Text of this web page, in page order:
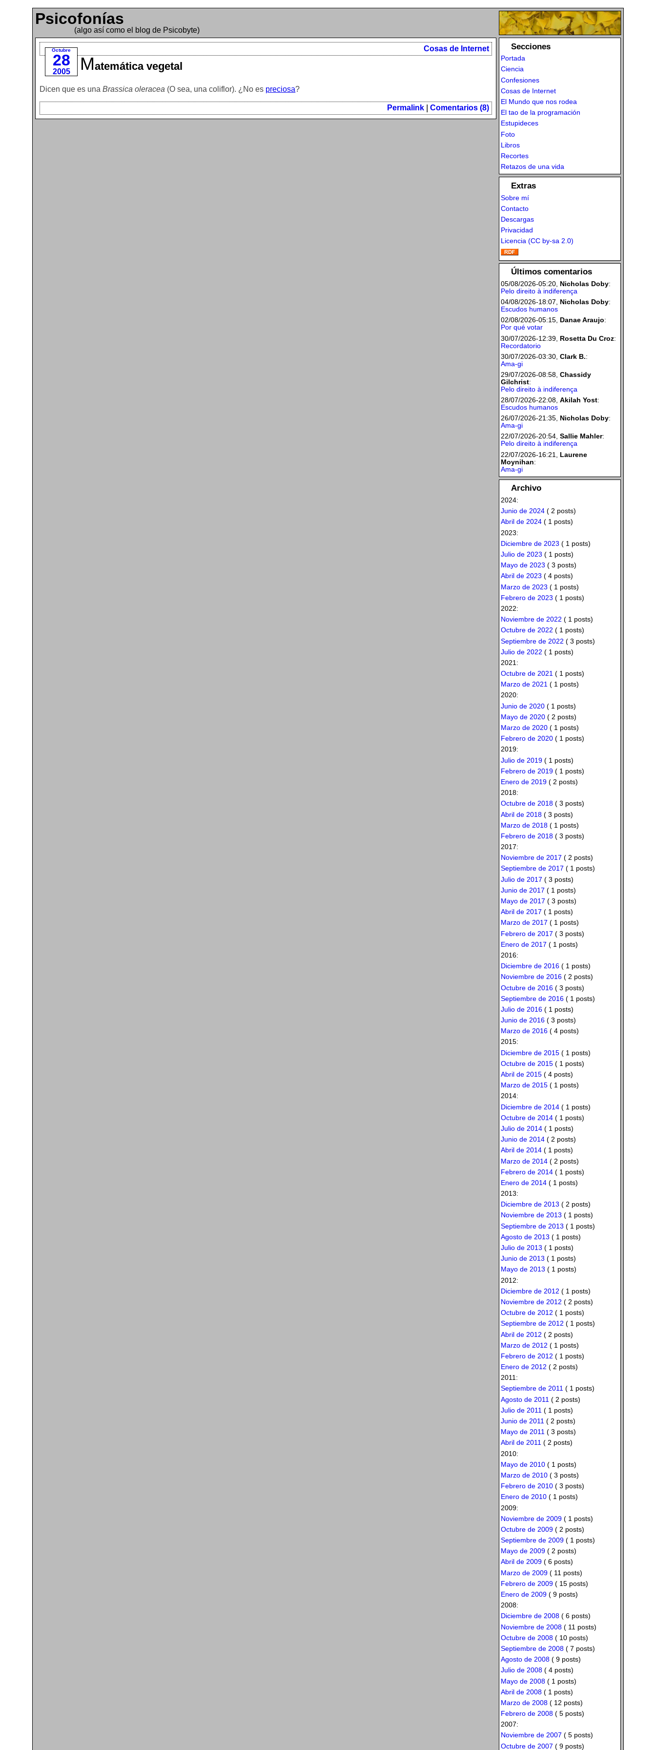
Psicofonías
(algo así como el blog de Psicobyte)
Octubre
28
2005
Cosas de Internet
Matemática vegetal
Dicen que es unaBrassica oleracea (O sea, una coliflor). ¿No es preciosa?
Permalink Comentarios (8)
Secciones
Portada
Ciencia
Confesiones
Cosas de Internet
El Mundo que nos rodea
El tao de la programación
Estupideces
Foto
Libros
Recortes
Retazos de una vida
Extras
Sobre mí
Contacto
Descargas
Privacidad
Licencia (CC by-sa 2.0)
Últimos comentarios
05/08/2026-05:20, Nicholas Doby:
Pelo direito à indiferença
04/08/2026-18:07, Nicholas Doby:
Escudos humanos
02/08/2026-05:15, Danae Araujo:
Por qué votar
30/07/2026-12:39, Rosetta Du Croz:
Recordatorio
30/07/2026-03:30, Clark B.:
Ama-gi
29/07/2026-08:58, Chassidy
Gilchrist:
Pelo direito à indiferença
28/07/2026-22:08, Akilah Yost:
Escudos humanos
26/07/2026-21:35, Nicholas Doby:
Ama-gi
22/07/2026-20:54, Sallie Mahler:
Pelo direito à indiferença
22/07/2026-16:21, Laurene
Moynihan:
Ama-gi
Archivo
2024:
Junio de 2024( 2 posts)
Abril de 2024( 1 posts)
2023:
Diciembre de 2023 ( 1 posts)
Julio de 2023 ( 1 posts)
Mayo de 2023 ( 3 posts)
Abril de 2023 ( 4 posts)
Marzo de 2023 ( 1 posts)
Febrero de 2023 ( 1 posts)
2022:
Noviembre de 2022 ( 1 posts)
Octubre de 2022 ( 1 posts)
Septiembre de 2022 ( 3 posts)
Julio de 2022 ( 1 posts)
2021:
Octubre de 2021 ( 1 posts)
Marzo de 2021( 1 posts)
2020:
Junio de 2020( 1 posts)
Mayo de 2020( 2 posts)
Marzo de 2020( 1 posts)
Febrero de 2020( 1 posts)
2019:
Julio de 2019( 1 posts)
Febrero de 2019( 1 posts)
Enero de 2019( 2 posts)
2018:
Octubre de 2018( 3 posts)
Abril de 2018( 3 posts)
Marzo de 2018( 1 posts)
Febrero de 2018( 3 posts)
2017:
Noviembre de 2017 ( 2 posts)
Septiembre de 2017 ( 1 posts)
Julio de 2017 ( 3 posts)
Junio de 2017 ( 1 posts)
Mayo de 2017 ( 3 posts)
Abril de 2017 ( 1 posts)
Marzo de 2017 ( 1 posts)
Febrero de 2017 ( 3 posts)
Enero de 2017 ( 1 posts)
2016:
Diciembre de 2016( 1 posts)
Noviembre de 2016( 2 posts)
Octubre de 2016( 3 posts)
Septiembre de 2016( 1 posts)
Julio de 2016( 1 posts)
Junio de 2016( 3 posts)
Marzo de 2016( 4 posts)
2015:
Diciembre de 2015( 1 posts)
Octubre de 2015( 1 posts)
Abril de 2015( 4 posts)
Marzo de 2015( 1 posts)
2014:
Diciembre de 2014( 1 posts)
Octubre de 2014( 1 posts)
Julio de 2014( 1 posts)
Junio de 2014( 2 posts)
Abril de 2014( 1 posts)
Marzo de 2014( 2 posts)
Febrero de 2014( 1 posts)
Enero de 2014( 1 posts)
2013:
Diciembre de 2013 ( 2 posts)
Noviembre de 2013 ( 1 posts)
Septiembre de 2013 ( 1 posts)
Agosto de 2013 ( 1 posts)
Julio de 2013 ( 1 posts)
Junio de 2013 ( 1 posts)
Mayo de 2013 ( 1 posts)
2012:
Diciembre de 2012 ( 1 posts)
Noviembre de 2012 ( 2 posts)
Octubre de 2012 ( 1 posts)
Septiembre de 2012 ( 1 posts)
Abril de 2012 ( 2 posts)
Marzo de 2012 ( 1 posts)
Febrero de 2012 ( 1 posts)
Enero de 2012 ( 2 posts)
2011:
Septiembre de 2011( 1 posts)
Agosto de 2011 ( 2 posts)
Julio de 2011 ( 1 posts)
Junio de 2011 ( 2 posts)
Mayo de 2011 ( 3 posts)
Abril de 2011( 2 posts)
2010:
Mayo de 2010( 1 posts)
Marzo de 2010( 3 posts)
Febrero de 2010( 3 posts)
Enero de 2010( 1 posts)
2009:
Noviembre de 2009( 1 posts)
Octubre de 2009( 2 posts)
Septiembre de 2009( 1 posts)
Mayo de 2009( 2 posts)
Abril de 2009( 6 posts)
Marzo de 2009( 11 posts)
Febrero de 2009( 15 posts)
Enero de 2009( 9 posts)
2008:
Diciembre de 2008( 6 posts)
Noviembre de 2008( 11 posts)
Octubre de 2008( 10 posts)
Septiembre de 2008( 7 posts)
Agosto de 2008( 9 posts)
Julio de 2008( 4 posts)
Mayo de 2008( 1 posts)
Abril de 2008( 1 posts)
Marzo de 2008( 12 posts)
Febrero de 2008( 5 posts)
2007:
Noviembre de 2007 ( 5 posts)
Octubre de 2007 ( 9 posts)